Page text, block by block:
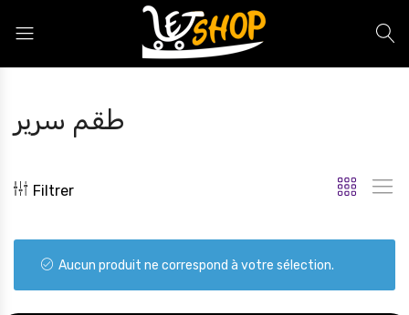
طقم سرير
Filtrer
Aucun produit ne correspond à votre sélection.